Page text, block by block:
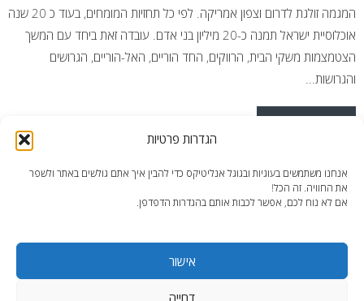
הגדרות פרטיות
אנחנו משתמשים בעוגיות ובגוגל אנליטיקס כדי להבין איך אתם גולשים באתר ולשפר
את החוויה. זה הכל!
אם לא נוח לכם, אפשר לכבות אותם בהגדרות הדפדפן.
אישור
דחייה
המגמה זולגת לדרום וצפון אמריקה. לפי כל תחזיות המומחים, בעוד כ 20 שנה
אוכלוסיית ישראל תמנה כ-20 מיליון בני אדם. עובדה זאת ביחד עם המשך
הצטמצמות משקי הבית, הרווקים, החד הוריים, האל-הוריים, הגרושים
והגרושות...
READ MORE
קטנות ומעוצבות ,חלוקת דירה לדירות קטנות, פיצול דירה לדירות קטנות